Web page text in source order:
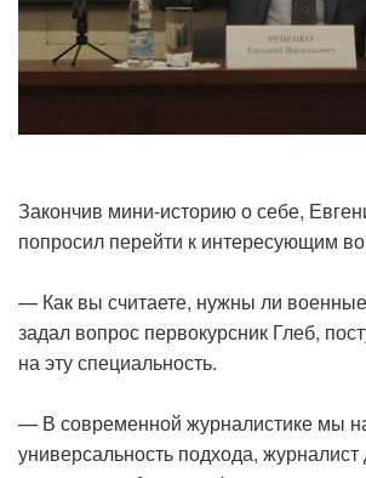
Закончив мини-историю о себе,
попросил перейти к интересующим
— Как вы считаете, нужны ли
задал вопрос первокурсник Глеб,
на эту специальность.
— В современной журналистике мы
универсальность подхода,